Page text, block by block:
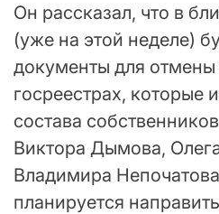
Он рассказал, что в
(уже на этой неделе)
документы для отмены
госреестрах, которые
состава
Виктора Дымова,
Владимира
планируется